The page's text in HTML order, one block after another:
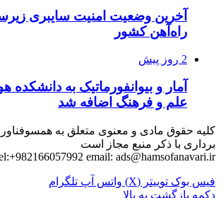
آخرین وضعیت امنیت سایبری
راه‌آهن کشور
2 روز پیش
آمار و بیوانفورماتیک به
علم و فرهنگ اضافه شد
کلیه حقوق مادی و معنوی متعلق به
برداری با ذکر منبع مجاز است
email: ads@hamsofanavari.ir
فیس بوک توییتر (X) واتس آپ تلگرام
دکمه بازگشت به بالا